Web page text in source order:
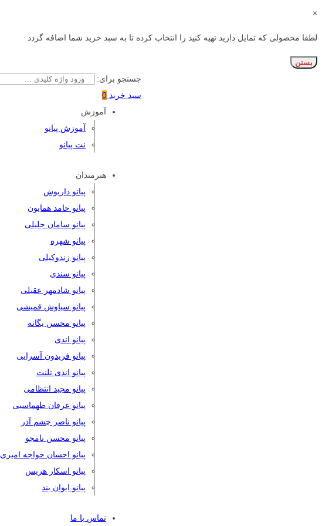
×
لطفا محصولی که تمایل دارید تهیه کنید را انتخاب کرده تا به سبد خرید شما اضافه گردد
بستن
جستجو برای:
سبد خرید 0
آموزش
آموزش پیانو
نت پیانو
هنرمندان
پیانو داریوش
پیانو حامد همایون
پیانو سامان جلیلی
پیانو شهره
پیانو زندوکیلی
پیانو سندی
پیانو شادمهر عقیلی
پیانو سیاوش قمیشی
پیانو محسن یگانه
پیانو اندی
پیانو فریدون آسرایی
پیانو اندی تلنت
پیانو مجید انتظامی
پیانو عرفان طهماسبی
پیانو ناصر چشم آذر
پیانو محسن نامجو
پیانو احسان خواجه امیری
پیانو اسکار هریس
پیانو ایوان بند
تماس با ما